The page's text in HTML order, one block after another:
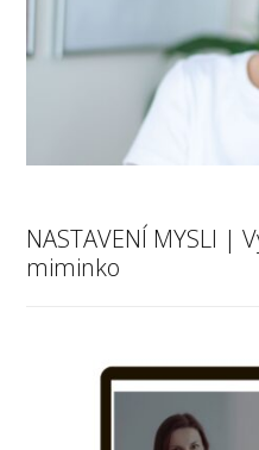
NASTAVENÍ MYSLI |
miminko